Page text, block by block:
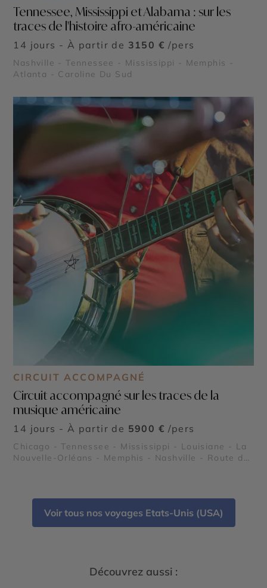
Tennessee, Mississippi et Alabama : sur les
traces de l'histoire afro-américaine
14 jours - À partir de 3150 € /pers
Nashville - Tennessee - Mississippi - Memphis -
Atlanta - Caroline Du Sud
CIRCUIT ACCOMPAGNÉ
Circuit accompagné sur les traces de la
musique américaine
14 jours - À partir de 5900 € /pers
Chicago - Tennessee - Mississippi - Louisiane - La
Nouvelle-Orléans - Memphis - Nashville - Route du
Voir tous nos voyages Etats-Unis (USA)
Découvrez aussi :